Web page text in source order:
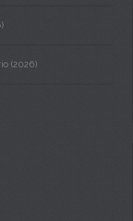
(2026)